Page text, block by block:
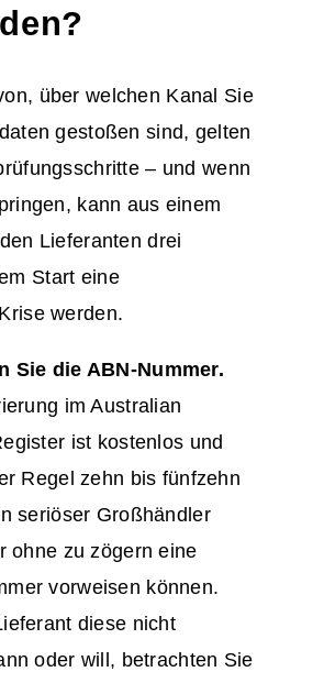
über welchen Kanal Sie
gestoßen sind, gelten
– und wenn
kann aus einem
Lieferanten drei
Start eine
werden.
Sie die ABN-Nummer.
im Australian
ist kostenlos und
Regel zehn bis fünfzehn
seriöser Großhändler
ohne zu zögern eine
vorweisen können.
diese nicht
oder will, betrachten Sie